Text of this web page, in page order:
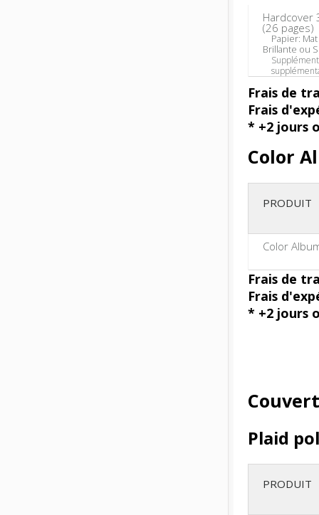
Hardcover
(26 pages)
Papier:
Brillante ou
Frais de
Frais
* +2 jours
Color
PRODUIT
Color
Frais de
Frais
* +2 jours
Plaid
PRODUIT